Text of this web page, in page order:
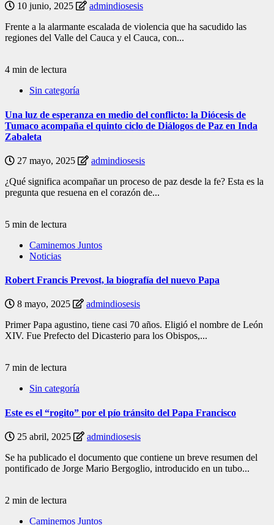
10 junio, 2025
admindiosesis
Frente a la alarmante escalada de violencia que ha sacudido las
regiones del Valle del Cauca y el Cauca, con...
4 min de lectura
Sin categoría
Una luz de esperanza en medio del conflicto: la Diócesis de
Tumaco acompaña el quinto ciclo de Diálogos de Paz en Inda
Zabaleta
27 mayo, 2025
admindiosesis
¿Qué significa acompañar un proceso de paz desde la fe? Esta es la
pregunta que resuena en el corazón de...
5 min de lectura
Caminemos Juntos
Noticias
Robert Francis Prevost, la biografía del nuevo Papa
8 mayo, 2025
admindiosesis
Primer Papa agustino, tiene casi 70 años. Eligió el nombre de León
XIV. Fue Prefecto del Dicasterio para los Obispos,...
7 min de lectura
Sin categoría
Este es el “rogito” por el pío tránsito del Papa Francisco
25 abril, 2025
admindiosesis
Se ha publicado el documento que contiene un breve resumen del
pontificado de Jorge Mario Bergoglio, introducido en un tubo...
2 min de lectura
Caminemos Juntos